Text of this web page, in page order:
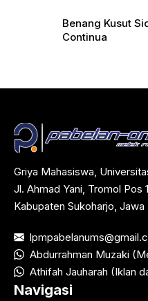
Benang Kusut
Continua
Griya Mahasiswa,
Jl. Ahmad Yani, Tromol Pos
Kabupaten Sukoharjo, Jawa
Abdurrahman Muzaki
Athifah Jauharah (Iklan
Navigasi